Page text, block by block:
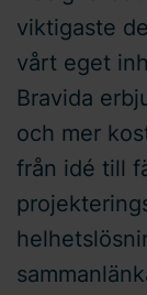
viktigaste
vårt eget
Bravida
och mer
från idé till